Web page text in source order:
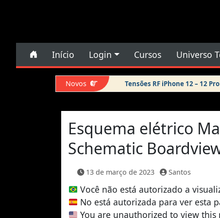
Pular para o conteúdo
Navegação principal
Início Login Cursos Universo
Novos Tensões RF iPhone 12 – 12 Pro
Esquema elétrico
Schematic
13 de março de 2023 Santos
Você não está autorizado a
No está autorizada para ver esta
You are unauthorized to view this